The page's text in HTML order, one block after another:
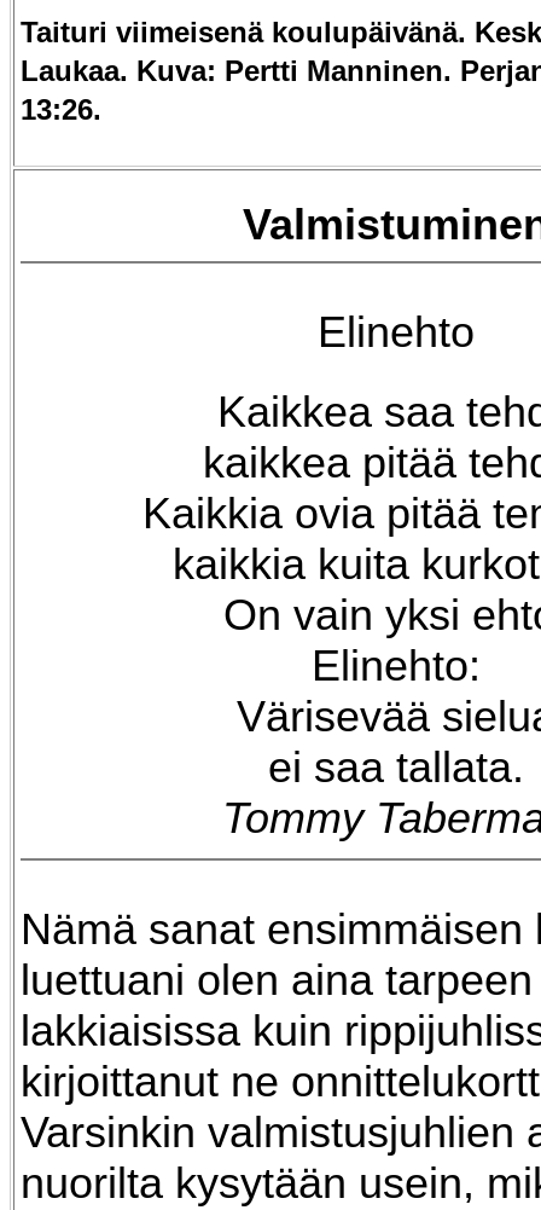
Taituri viimeisenä koulupäivänä.
Laukaa. Kuva: Pertti Manninen.
13:26.
Elinehto
Kaikkea saa
kaikkea pitää
Kaikkia ovia pitää
kaikkia kuita
On vain yksi
Elinehto:
Värisevää
ei saa tallata.
Tommy
Nämä sanat ensimmäisen
luettuani olen aina
lakkiaisissa kuin
kirjoittanut ne
Varsinkin valmistusjuhlien
nuorilta kysytään usein,